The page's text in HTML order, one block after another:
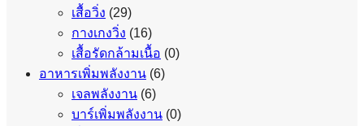
เสื้อวิ่ง (29)
กางเกงวิ่ง (16)
เสื้อรัดกล้ามเนื้อ (0)
อาหารเพิ่มพลังงาน (6)
เจลพลังงาน (6)
บาร์เพิ่มพลังงาน (0)